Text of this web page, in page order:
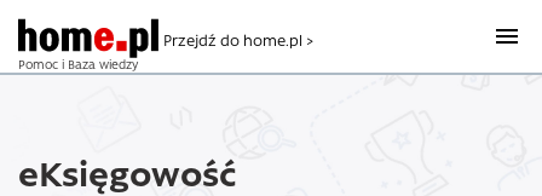
Pomoc i Baza wiedzy
Przejdź do home.pl >
eKsięgowość